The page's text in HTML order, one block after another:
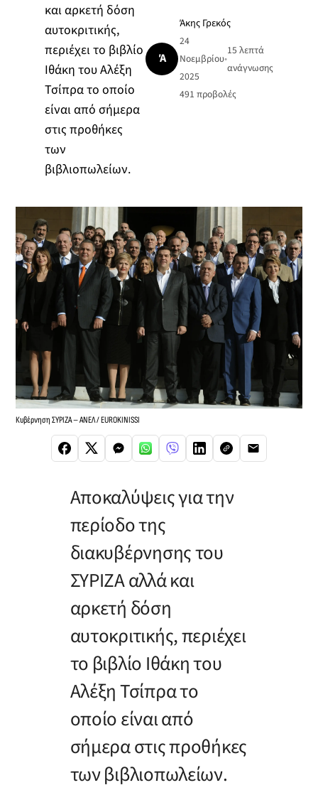
και αρκετή δόση
αυτοκριτικής,
περιέχει το βιβλίο
Ιθάκη του Αλέξη
Τσίπρα το οποίο
είναι από σήμερα
στις προθήκες
των
βιβλιοπωλείων.
Ά
Άκης Γρεκός
24
Νοεμβρίου
2025
•
15 λεπτά
ανάγνωσης
491 προβολές
Κυβέρνηση ΣΥΡΙΖΑ – ΑΝΕΛ / EUROKINISSI
Aποκαλύψεις για την
περίοδο της
διακυβέρνησης του
ΣΥΡΙΖΑ αλλά και
αρκετή δόση
αυτοκριτικής, περιέχει
το βιβλίο Ιθάκη του
Αλέξη Τσίπρα το
οποίο είναι από
σήμερα στις προθήκες
των βιβλιοπωλείων.